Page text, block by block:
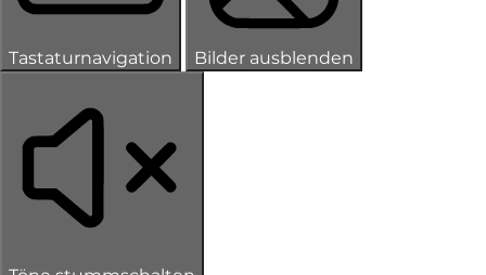
Tastaturnavigation Bilder ausblenden